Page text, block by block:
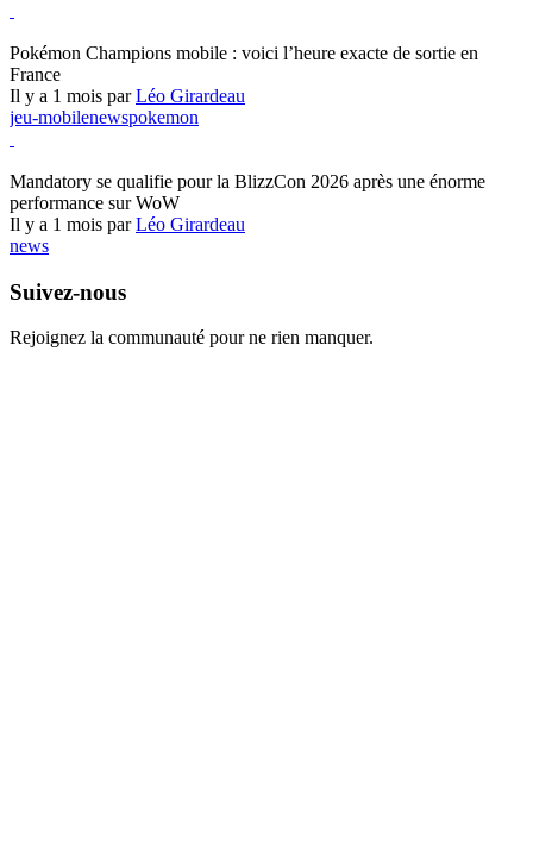
Pokémon Champions mobile : voici l’heure exacte de sortie en
France
Il y a 1 mois parLéo Girardeau
jeu-mobilenewspokemon
Mandatory se qualifie pour la BlizzCon 2026 après une énorme
performance sur WoW
Il y a 1 mois parLéo Girardeau
news
Suivez-nous
Rejoignez la communauté pour ne rien manquer.